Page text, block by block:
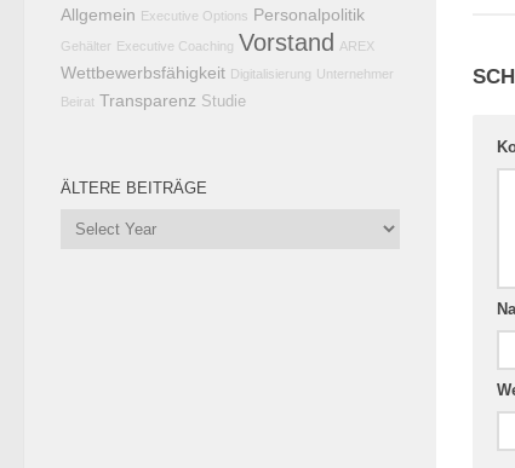
Allgemein Executive Options Personalpolitik
Gehälter Executive Coaching Vorstand AREX
Wettbewerbsfähigkeit Digitalisierung Unternehmer
Beirat Transparenz Studie
ÄLTERE BEITRÄGE